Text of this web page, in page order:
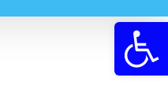
Abrir a